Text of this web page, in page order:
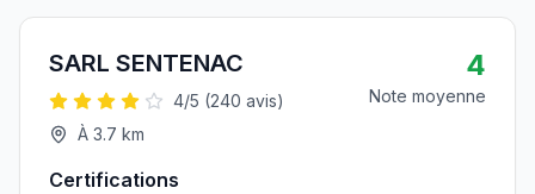
SARL SENTENAC
4/5 (240 avis)
À 3.7 km
4
Note moyenne
Certifications